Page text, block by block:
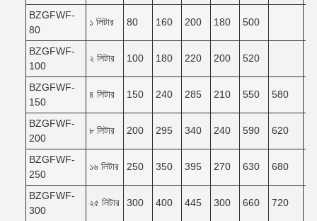
BZGFWF-
80
১ লিটার 80 160 200 180 500
BZGFWF-
100
২ লিটার 100 180 220 200 520
BZGFWF-
150
৪ লিটার 150 240 285 210 550 580
BZGFWF-
200
৮ লিটার 200 295 340 240 590 620
BZGFWF-
250
১৬ লিটার 250 350 395 270 630 680
BZGFWF-
300
২৫ লিটার 300 400 445 300 660 720